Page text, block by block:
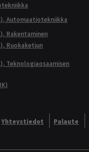
Automaatiotekniikka
Rakentaminen
Ruokaketjun
Teknologiaosaamisen
Yhteystiedot Palaute